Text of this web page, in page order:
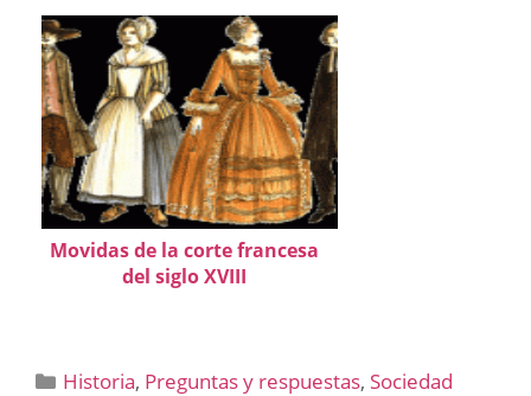
Movidas de la corte francesa
del siglo XVIII
Categorías
Historia, Preguntas y respuestas, Sociedad